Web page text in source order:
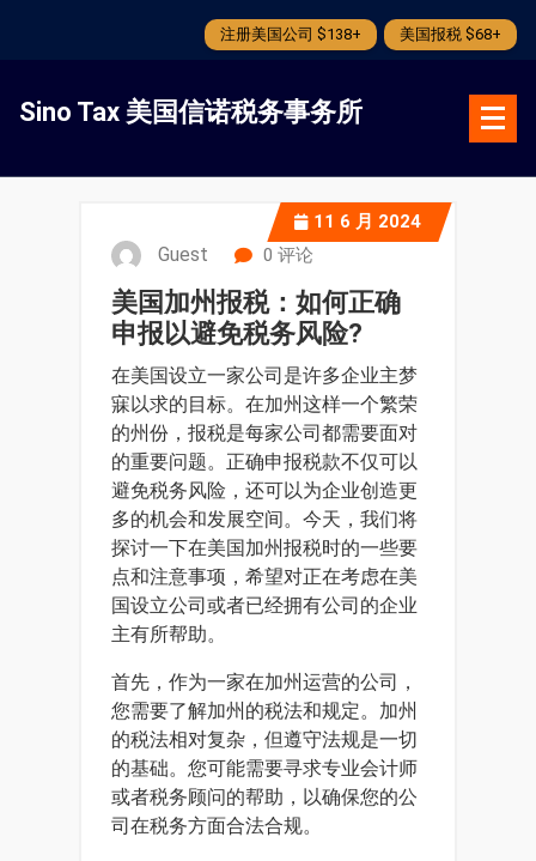
注册美国公司 $138+ 美国报税 $68+
Sino Tax 美国信诺税务事务所
11 6 月 2024
Guest 0 评论
美国加州报税：如何正确
申报以避免税务风险?
在美国设立一家公司是许多企业主梦
寐以求的目标。在加州这样一个繁荣
的州份，报税是每家公司都需要面对
的重要问题。正确申报税款不仅可以
避免税务风险，还可以为企业创造更
多的机会和发展空间。今天，我们将
探讨一下在美国加州报税时的一些要
点和注意事项，希望对正在考虑在美
国设立公司或者已经拥有公司的企业
主有所帮助。
首先，作为一家在加州运营的公司，
您需要了解加州的税法和规定。加州
的税法相对复杂，但遵守法规是一切
的基础。您可能需要寻求专业会计师
或者税务顾问的帮助，以确保您的公
司在税务方面合法合规。